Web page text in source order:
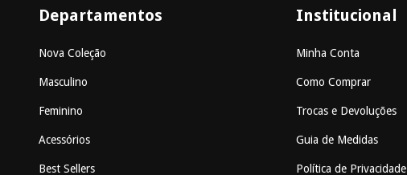
Departamentos
Nova Coleção
Masculino
Feminino
Acessórios
Best Sellers
Institucional
Minha Conta
Como Comprar
Trocas e Devoluções
Guia de Medidas
Política de Privacidade